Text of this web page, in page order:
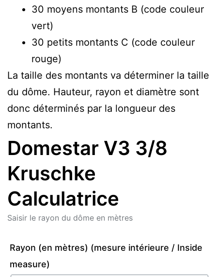
30 moyens montants B (code couleur
vert)
30 petits montants C (code couleur
rouge)
La taille des montants va déterminer la taille
du dôme. Hauteur, rayon et diamètre sont
donc déterminés par la longueur des
montants.
Domestar V3 3/8
Kruschke
Calculatrice
Saisir le rayon du dôme en mètres
Rayon (en mètres) (mesure intérieure / Inside
measure)